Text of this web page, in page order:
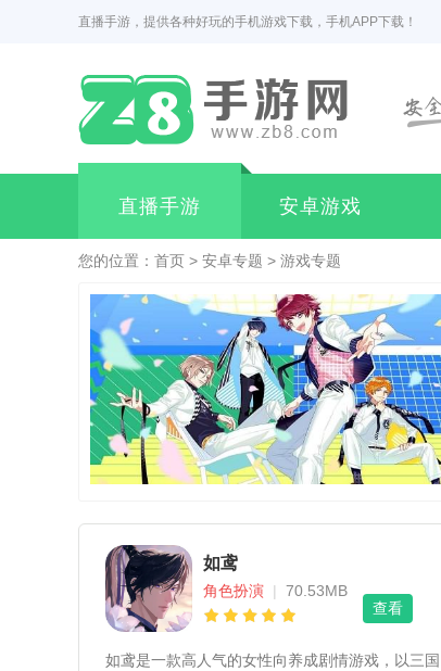
直播手游，提供各种好玩的手机游戏下载，手机APP下载！
直播手游 安卓游戏
您的位置： 首页 > 安卓专题 > 游戏专题
如鸢
角色扮演 |
70.53MB
查看
如鸢是一款高人气的女性向养成剧情游戏，以三国